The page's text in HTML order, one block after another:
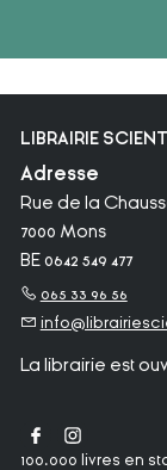
LIBRAIRIE
Adresse
Rue de la
7000 Mons
BE 0642 549 477
065 33 96 56
La librairie est
100.000 livres en